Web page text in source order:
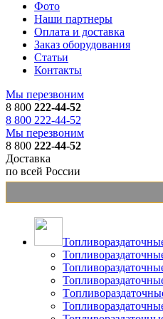
Фото
Наши партнеры
Оплата и доставка
Заказ оборудования
Статьи
Контакты
Мы перезвоним
8 800 222-44-52
8 800 222-44-52
Мы перезвоним
8 800 222-44-52
Доставка
по всей России